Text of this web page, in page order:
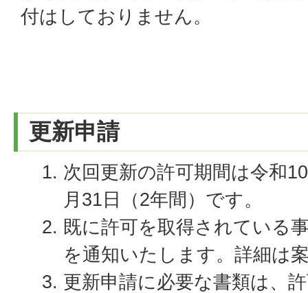
付はしておりません。
更新申請
次回更新の許可期間は令和
月31日（2年間）です。
既に許可を取得されている
を通知いたします。詳細は
更新申請に必要な書類は、